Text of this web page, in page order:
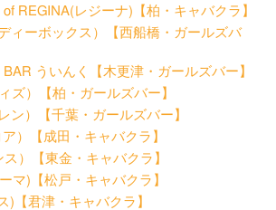
of REGINA(レジーナ)【柏・キャバクラ】
ィーボックス）【西船橋・ガールズバ
BAR ういんく【木更津・ガールズバー】
ズ）【柏・ガールズバー】
ン）【千葉・ガールズバー】
）【成田・キャバクラ】
）【東金・キャバクラ】
マ)【松戸・キャバクラ】
)【君津・キャバクラ】